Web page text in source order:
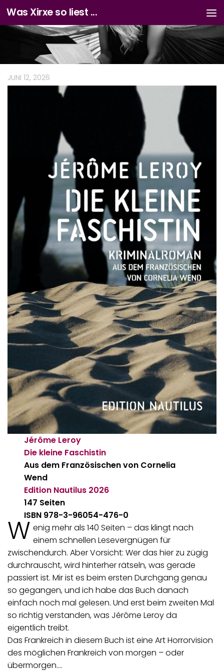
Zum Inhalt springen
Was Xirxe so liest ...
JUNI 12, 2026
Jérôme Leroy
Die kleine Faschistin
Aus dem Französischen von Cornelia
Wend
Edition Nautilus 2026
147 Seiten
ISBN 978-3-96054-476-0
W enig mehr als 140 Seiten – das klingt nach
einem schnellen Lesevergnügen für
zwischendurch. Aber Vorsicht: Wer das hier zu zügig
durchrauscht, wird hinterher rätseln, was gerade
passiert ist. Mir ist es beim ersten Durchgang genau
so gegangen, und ich habe das Buch danach
einfach noch mal gelesen. Und erst beim zweiten Mal
so richtig verstanden, was Jérôme Leroy da
eigentlich treibt.
Das Frankreich in diesem Buch ist eine Art Horrorvision
des möglichen Frankreich von morgen – oder
übermorgen.…